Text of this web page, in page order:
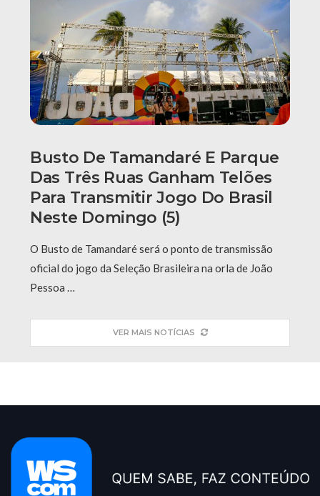
Busto De Tamandaré E Parque
Das Três Ruas Ganham Telões
Para Transmitir Jogo Do Brasil
Neste Domingo (5)
O Busto de Tamandaré será o ponto de transmissão
oficial do jogo da Seleção Brasileira na orla de João
Pessoa …
VER MAIS NOTÍCIAS